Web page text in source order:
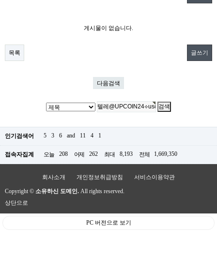
게시물이 없습니다.
목록 글쓰기
다음검색
인기검색어 5 3 6 and 11 4 1
접속자집계 오늘 208 어제 262 최대 8,193 전체 1,669,350
회사소개 개인정보취급방침 서비스이용약관
Copyright © 소유하신 도메인. All rights reserved.
상단으로
PC 버전으로 보기